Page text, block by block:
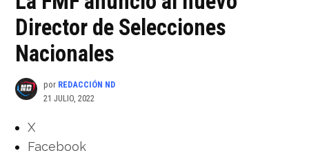
Director de Selecciones
Nacionales
por REDACCIÓN ND
21 JULIO, 2022
X
Facebook